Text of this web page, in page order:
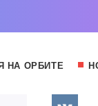
НА ОРБИТЕ